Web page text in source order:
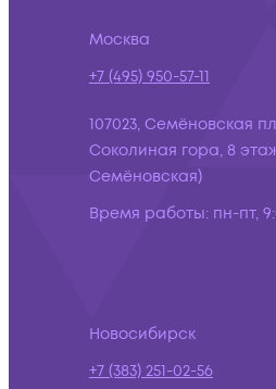
Москва
+7 (495) 950-57-11
107023, Семёновская
Соколиная гора, 8
Семёновская)
Время работы: пн-пт,
Новосибирск
+7 (383) 251-02-56